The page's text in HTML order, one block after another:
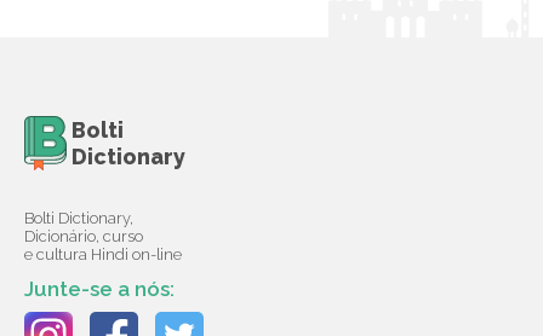
Bolti
Dictionary
Bolti Dictionary,
Dicionário, curso
e cultura Hindi on-line
Junte-se a nós: